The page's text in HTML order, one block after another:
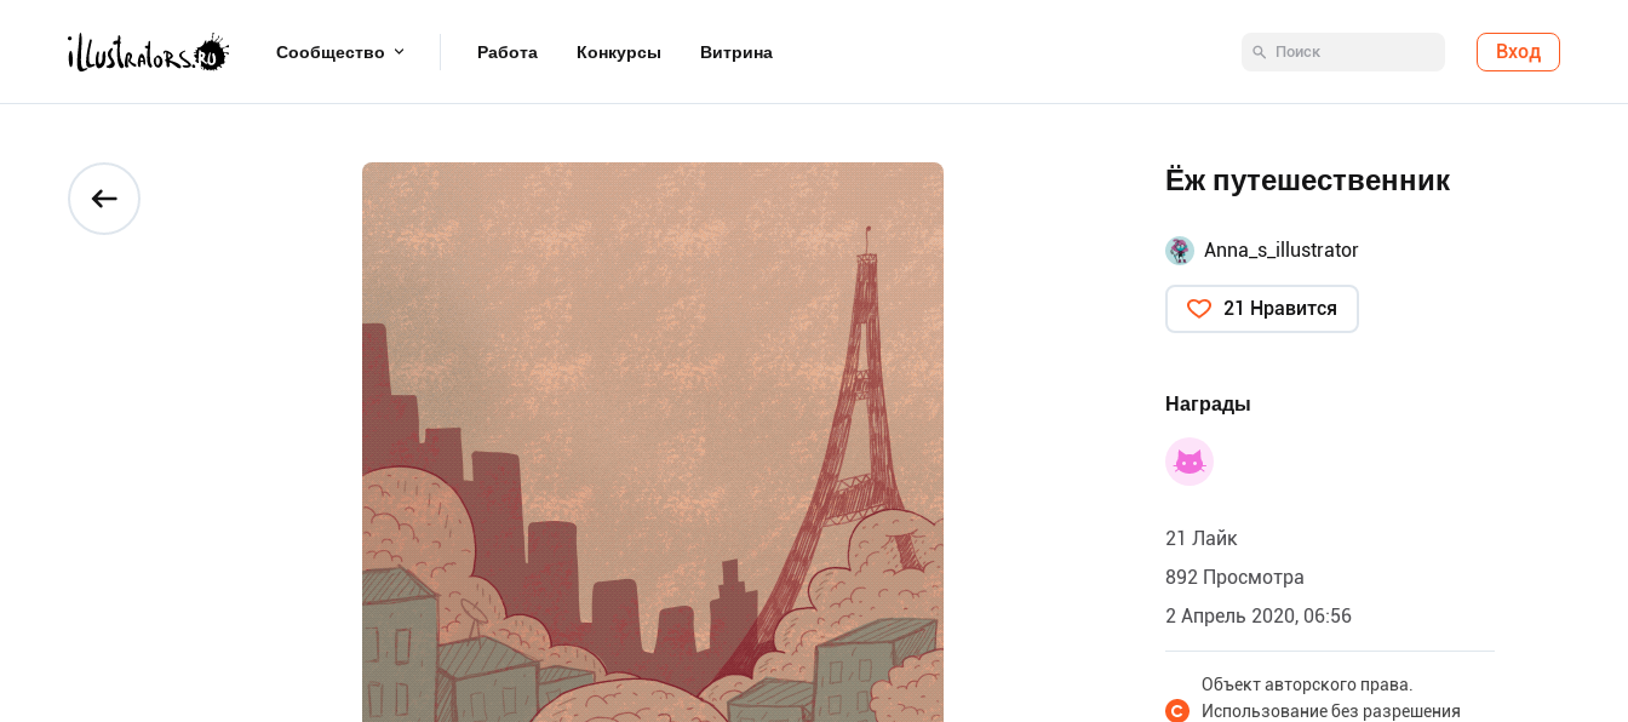
Сообщество Работа Конкурсы Витрина Вход
Ёж путешественник
Anna_s_illustrator
21 Нравится
Награды
21 Лайк
892 Просмотра
2 Апрель 2020, 06:56
Объект авторского права.
Использование без разрешения